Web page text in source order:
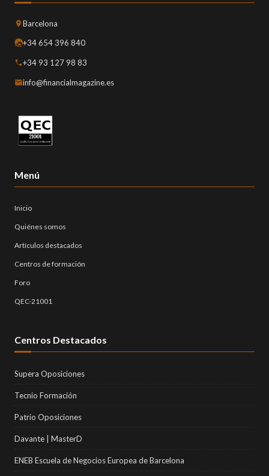
Barcelona
+34 654 396 840
+34 93 127 98 83
info@financialmagazine.es
Menú
Inicio
Quiénes somos
Artículos destacados
Centros de formación
Foro
QEC-21001
Centros Destacados
Supera Oposiciones
Tecnio Formación
Patrio Oposiciones
Davante | MasterD
ENEB Escuela de Negocios Europea de Barcelona